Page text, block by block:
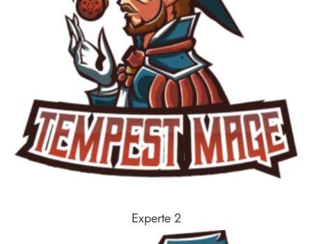
Experte 2